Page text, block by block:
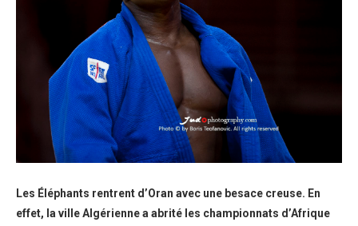
Les Éléphants rentrent d’Oran avec une besace creuse. En
effet, la ville Algérienne a abrité les championnats d’Afrique